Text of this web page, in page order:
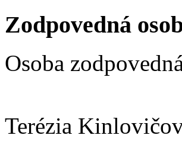
Zodpovedná
Osoba
Terézia